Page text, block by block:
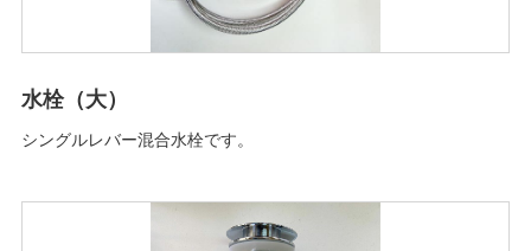
水栓（大）
シングルレバー混合水栓です。